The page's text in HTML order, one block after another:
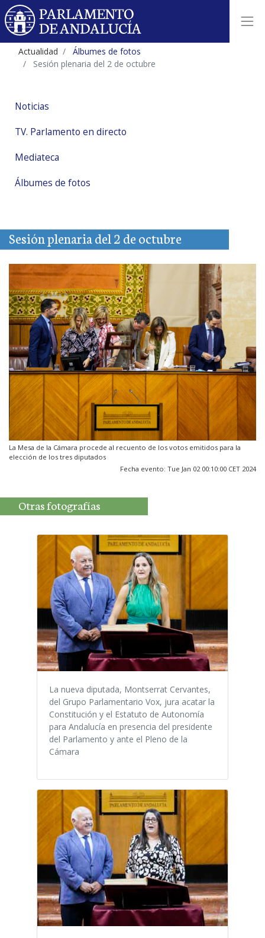
Actualidad
Álbumes de fotos
Sesión plenaria del 2 de octubre
Noticias
TV. Parlamento en directo
Mediateca
Álbumes de fotos
Sesión plenaria del 2 de octubre
La Mesa de la Cámara procede al recuento de los votos emitidos para la
elección de los tres diputados
Fecha evento: Tue Jan 02 00:10:00 CET 2024
Otras fotografías
La nueva diputada, Montserrat Cervantes,
del Grupo Parlamentario Vox, jura acatar la
Constitución y el Estatuto de Autonomía
para Andalucía en presencia del presidente
del Parlamento y ante el Pleno de la
Cámara